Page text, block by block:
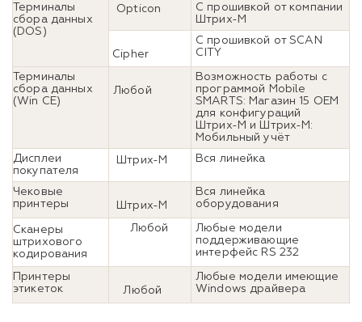
Терминалы
сбора данных
(DOS)
Opticon
C прошивкой от компании
Штрих-М
Cipher
C прошивкой от SCAN
CITY
Терминалы
сбора данных
(Win CE)
Любой
Возможность работы с
программой Mobile
SMARTS: Магазин 15 OEM
для конфигураций
Штрих-М и Штрих-М:
Мобильный учёт
Дисплеи
покупателя
Штрих-М Вся линейка
Чековые
принтеры
Штрих-М
Вся линейка
оборудования
Сканеры
штрихового
кодирования
Любой
Любые модели
поддерживающие
интерфейс RS 232
Принтеры
этикеток
Любой
Любые модели имеющие
Windows драйвера